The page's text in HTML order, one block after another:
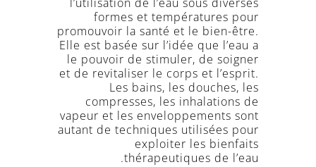
formes et températures pour
promouvoir la santé et le bien-être.
Elle est basée sur l’idée que l’eau a
le pouvoir de stimuler, de soigner
et de revitaliser le corps et l’esprit.
Les bains, les douches, les
compresses, les inhalations de
vapeur et les enveloppements sont
autant de techniques utilisées pour
exploiter les bienfaits
thérapeutiques de l’eau.